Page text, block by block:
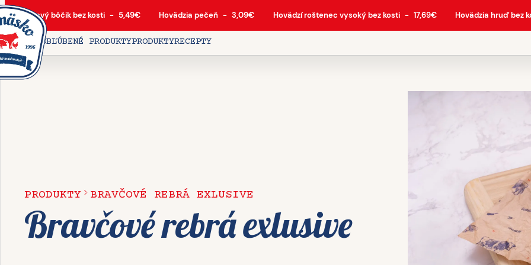
Bravčový bôčik bez kosti - 5,49€ Hovädzia pečeň - 3,09€ Hovädzí roštenec vysoký bez kosti - 17,69€ Hovädzia hruď bez
DOMOVOBĽÚBENÉ PRODUKTYPRODUKTYRECEPTY
PRODUKTY BRAVČOVÉ REBRÁ EXLUSIVE
Bravčové rebrá exlusive